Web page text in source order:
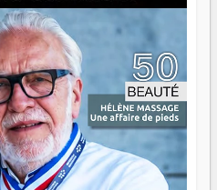
— pas pour reprendre le
où sont les récifs. Les jeunes
comme on dit. Ce
— c'est une question
mais aussi vos échecs.
— ils enseignent mieux que
la barque avance.
le monde rame dans le